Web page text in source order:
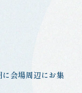
に会場周辺にお集